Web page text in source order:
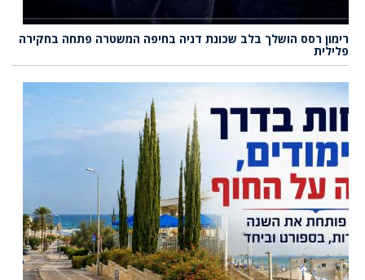
רימון רסס הושלך בלב שכונת דניה בחיפה המשטרה פתחה בחקירה
פלילית